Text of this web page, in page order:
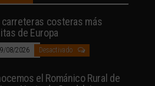
carreteras costeras más
de Europa
08/2026 Desactivado
el Románico Rural de